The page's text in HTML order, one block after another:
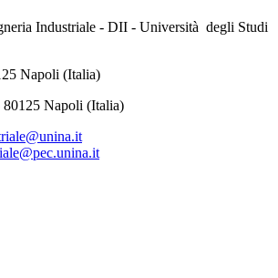
Industriale - DII - Università degli Studi
Napoli (Italia)
80125 Napoli (Italia)